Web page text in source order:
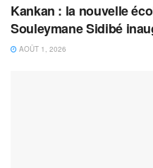
Kankan : la nouvelle
Souleymane Sidibé
AOÛT 1, 2026